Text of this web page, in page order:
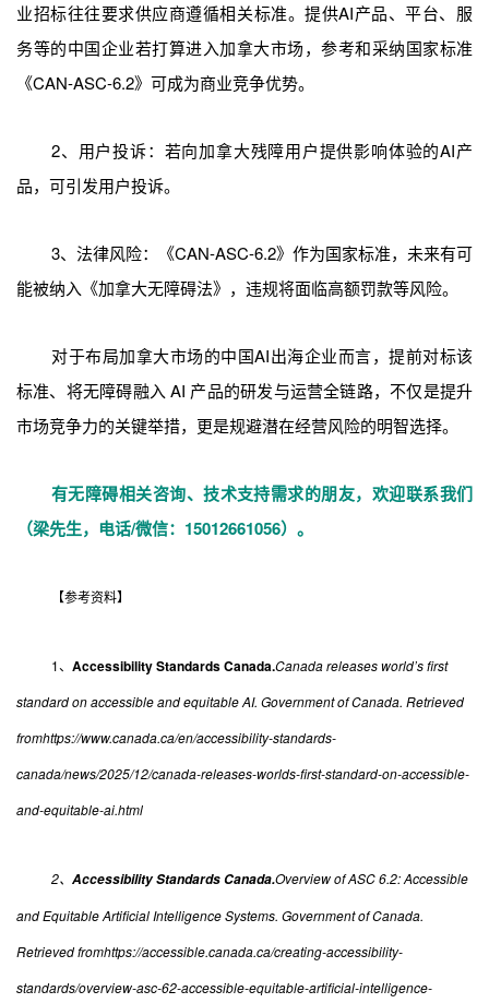
业招标往往要求供应商遵循相关标准。提供AI产品、平台、服
务等的中国企业若打算进入加拿大市场，参考和采纳国家标准
《CAN-ASC-6.2》可成为商业竞争优势。
2、用户投诉：若向加拿大残障用户提供影响体验的AI产
品，可引发用户投诉。
3、法律风险：《CAN-ASC-6.2》作为国家标准，未来有可
能被纳入《加拿大无障碍法》，违规将面临高额罚款等风险。
对于布局加拿大市场的中国AI出海企业而言，提前对标该
标准、将无障碍融入 AI 产品的研发与运营全链路，不仅是提升
市场竞争力的关键举措，更是规避潜在经营风险的明智选择。
有无障碍相关咨询、技术支持需求的朋友，欢迎联系我们
（梁先生，电话/微信：15012661056）。
【参考资料】
1、 Accessibility Standards Canada.Canada releases world’s first
standard on accessible and equitable AI. Government of Canada. Retrieved
fromhttps://www.canada.ca/en/accessibility-standards-
canada/news/2025/12/canada-releases-worlds-first-standard-on-accessible-
and-equitable-ai.html
2、 Accessibility Standards Canada.Overview of ASC 6.2: Accessible
and Equitable Artificial Intelligence Systems. Government of Canada.
Retrieved fromhttps://accessible.canada.ca/creating-accessibility-
standards/overview-asc-62-accessible-equitable-artificial-intelligence-